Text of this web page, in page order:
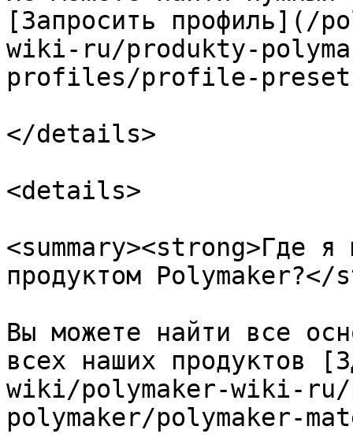
[Запросить профиль](/
wiki-ru/produkty-
profiles/profile-
</details>
<details>
<summary><strong>Где
продуктом Polymaker?</
Вы можете найти все
всех наших продуктов
wiki/polymaker-wiki-
polymaker/polymaker-